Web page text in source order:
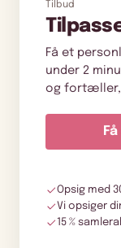
Tilbud
Få et
under 2
og fortæller,
Opsig med
Vi opsiger
15 %